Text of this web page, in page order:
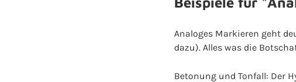
Analoges Markieren geht
dazu). Alles was die
Betonung und Tonfall: Der